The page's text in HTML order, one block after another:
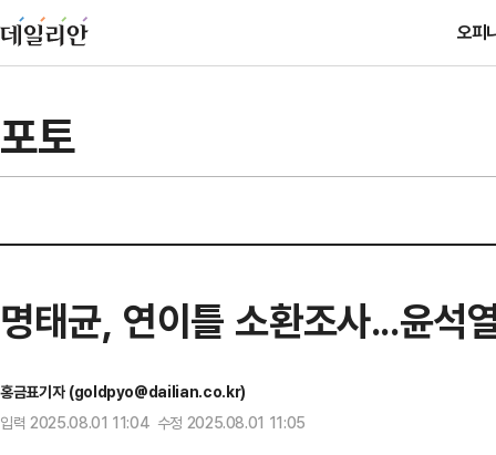
오피
포토
명태균, 연이틀 소환조사...윤석
홍금표기자 (goldpyo@dailian.co.kr)
입력 2025.08.01 11:04 수정 2025.08.01 11:05